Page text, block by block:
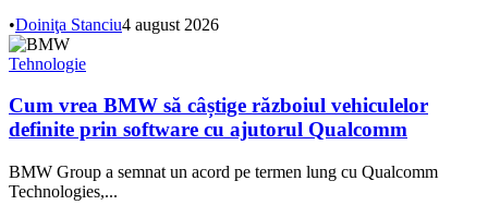
•Doiniţa Stanciu4 august 2026
Tehnologie
Cum vrea BMW să câștige războiul vehiculelor
definite prin software cu ajutorul Qualcomm
BMW Group a semnat un acord pe termen lung cu Qualcomm
Technologies,...